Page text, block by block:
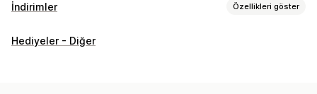
İndirimler Özellikleri göster
İndirim türleri
Hediyeler - Diğer